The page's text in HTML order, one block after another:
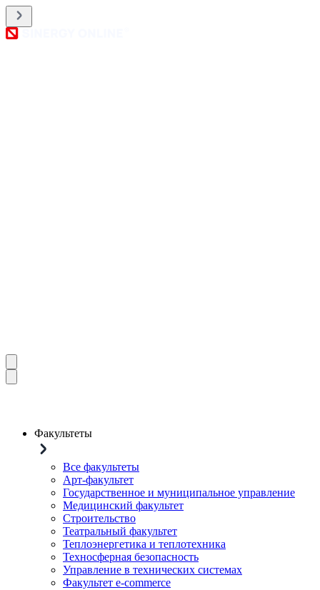
Факультеты
Все факультеты
Арт-факультет
Государственное и муниципальное управление
Медицинский факультет
Строительство
Театральный факультет
Теплоэнергетика и теплотехника
Техносферная безопасность
Управление в технических системах
Факультет e-commerce